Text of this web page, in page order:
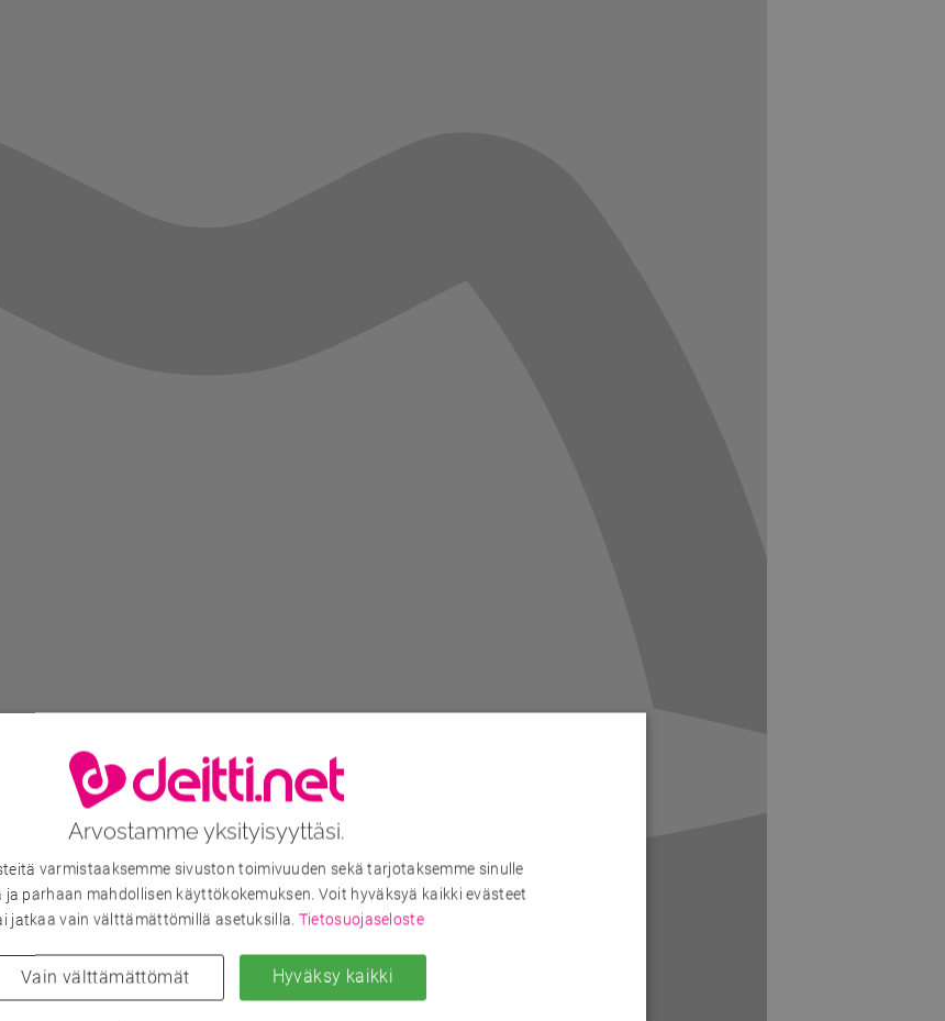
Arvostamme yksityisyyttäsi.
varmistaaksemme sivuston toimivuuden sekä tarjotaksemme sinulle
parhaan mahdollisen käyttökokemuksen. Voit hyväksyä kaikki evästeet
jatkaa vain välttämättömillä asetuksilla. Tietosuojaseloste
Hyväksy kaikki
Vain välttämättömät